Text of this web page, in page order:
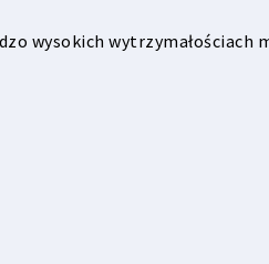
wysokich wytrzymałościach